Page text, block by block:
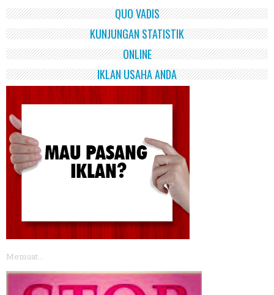
QUO VADIS
KUNJUNGAN STATISTIK
ONLINE
IKLAN USAHA ANDA
Memuat...